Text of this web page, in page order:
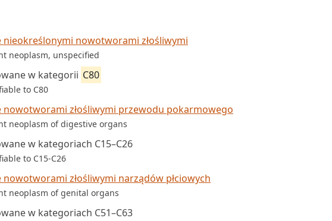
nieokreślonymi nowotworami złośliwymi
neoplasm, unspecified
w kategorii C80
to C80
nowotworami złośliwymi przewodu pokarmowego
neoplasm of digestive organs
w kategoriach C15–C26
to C15-C26
złośliwymi narządów płciowych
neoplasm of genital organs
w kategoriach C51–C63